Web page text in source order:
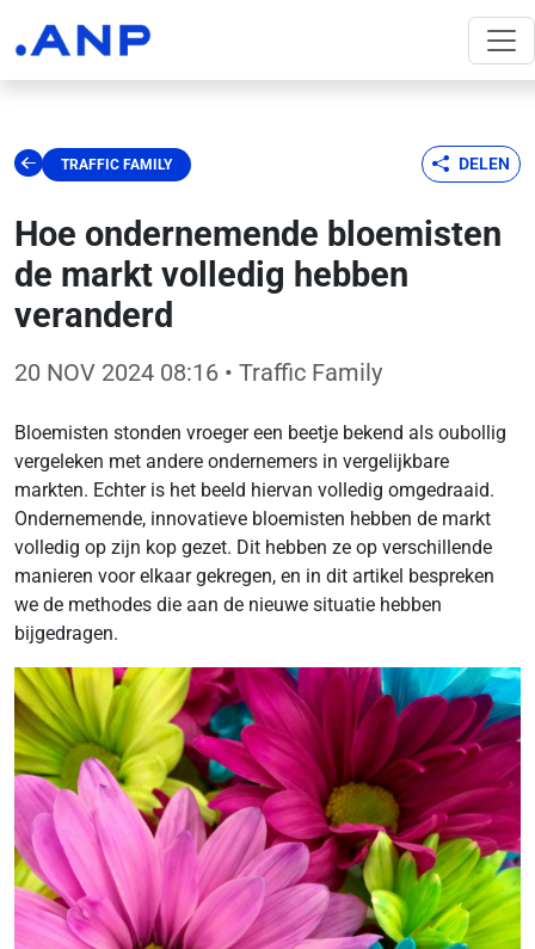
TRAFFIC FAMILY DELEN
Hoe ondernemende bloemisten
de markt volledig hebben
veranderd
20 NOV 2024 08:16 • Traffic Family
Bloemisten stonden vroeger een beetje bekend als oubollig
vergeleken met andere ondernemers in vergelijkbare
markten. Echter is het beeld hiervan volledig omgedraaid.
Ondernemende, innovatieve bloemisten hebben de markt
volledig op zijn kop gezet. Dit hebben ze op verschillende
manieren voor elkaar gekregen, en in dit artikel bespreken
we de methodes die aan de nieuwe situatie hebben
bijgedragen.